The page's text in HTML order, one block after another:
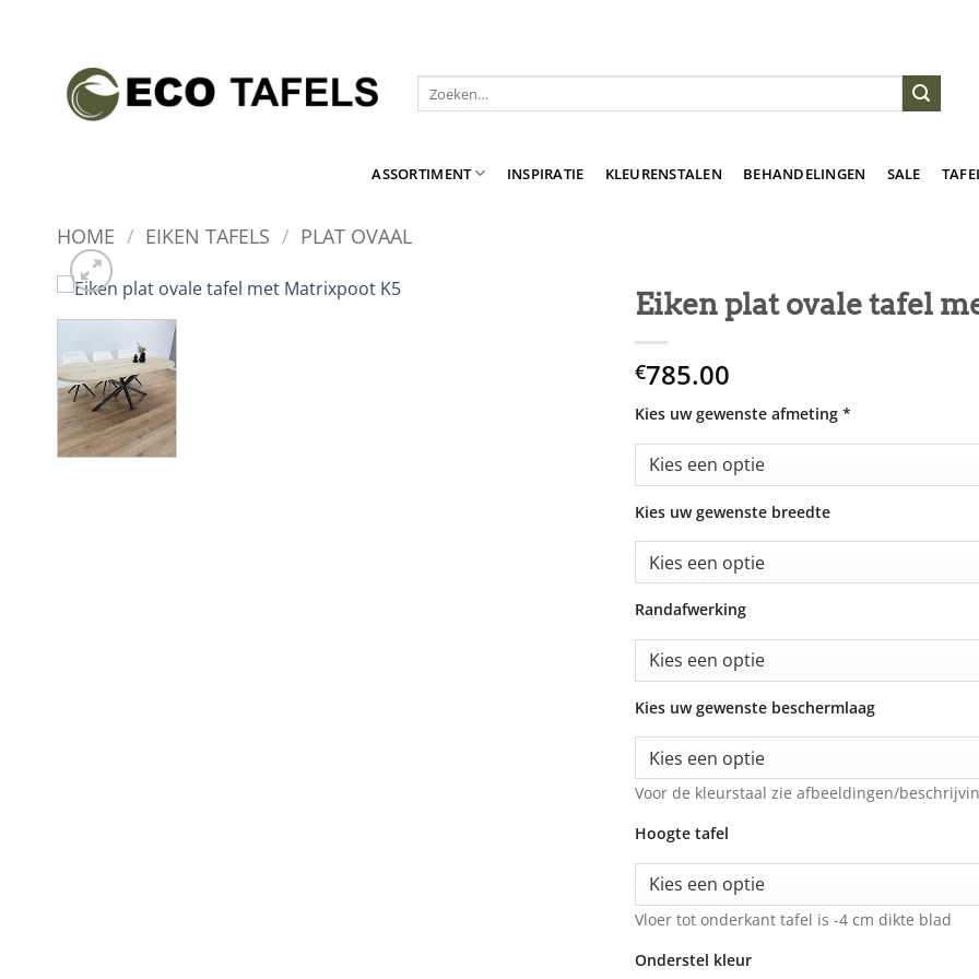
Zoeken
naar:
ASSORTIMENT INSPIRATIE KLEURENSTALEN BEHANDELINGEN SALE
HOME / EIKEN TAFELS / PLAT OVAAL
Eiken plat ovale tafel
€785.00
Kies uw gewenste afmeting *
Kies uw gewenste breedte
Randafwerking
Kies uw gewenste beschermlaag
Voor de kleurstaal zie afbeeldingen/
Hoogte tafel
Vloer tot onderkant tafel is -4 cm dikte blad
Onderstel kleur